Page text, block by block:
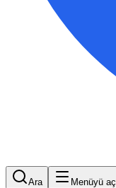
Ara Menüyü aç